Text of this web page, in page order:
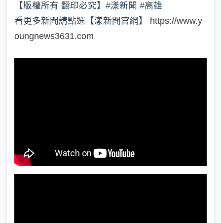
【版權所有 翻印必究】#漾新聞 #高雄
看更多新聞請點選【漾新聞官網】 https://www.y
oungnews3631.com